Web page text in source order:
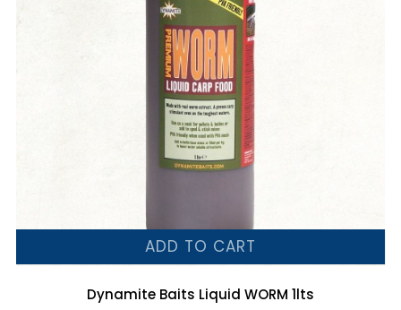
ADD TO CART
Dynamite Baits Liquid WORM 1lts